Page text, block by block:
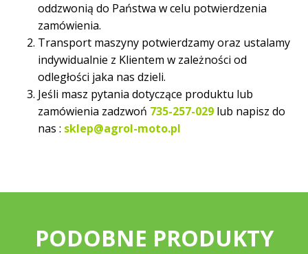
oddzwonią do Państwa w celu potwierdzenia
zamówienia.
Transport maszyny potwierdzamy oraz ustalamy
indywidualnie z Klientem w zależności od
odległości jaka nas dzieli.
Jeśli masz pytania dotyczące produktu lub
zamówienia zadzwoń 735-257-029 lub napisz do
nas : sklep@agrol-moto.pl
PODOBNE PRODUKTY